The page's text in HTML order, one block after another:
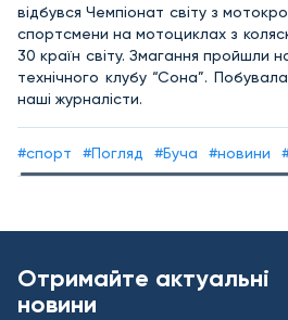
відбувся Чемпіонат світу з
спортсмени на мотоциклах з
30 країн світу. Змагання пройшли
технічного клубу “Сона”.
наші журналісти.
#спорт #Погляд #Буча #новини
Отримайте актуальні
новини